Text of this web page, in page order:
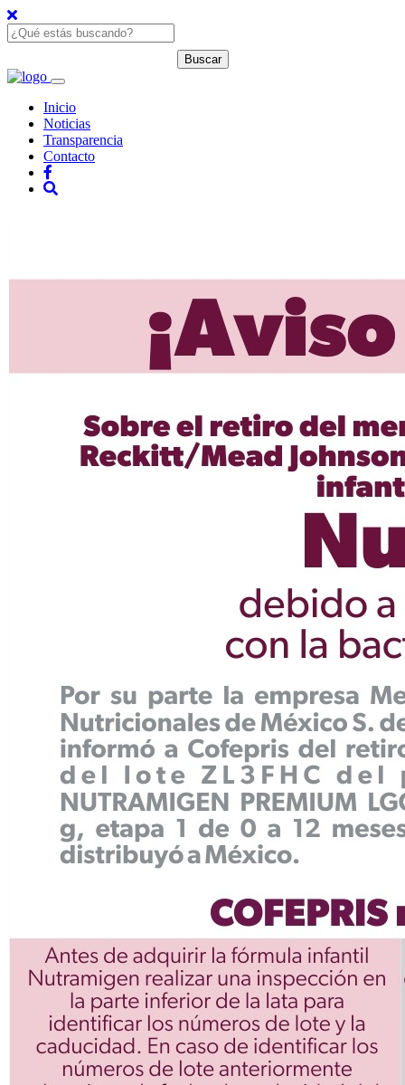
Inicio
Noticias
Transparencia
Contacto